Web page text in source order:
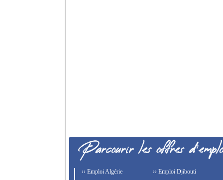
›› Emploi Algérie
›› Emploi Djibouti